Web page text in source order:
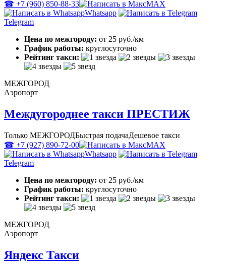
☎ +7 (960) 850-88-33
MAX
Whatsapp
Telegram
Цена по межгороду: от 25 руб./км
График работы: круглосуточно
Рейтинг такси:
МЕЖГОРОД
Аэропорт
Междугороднее такси ПРЕСТИЖ
Только МЕЖГОРОДБыстрая подачаДешевое такси
☎ +7 (927) 890-72-00
MAX
Whatsapp
Telegram
Цена по межгороду: от 25 руб./км
График работы: круглосуточно
Рейтинг такси:
МЕЖГОРОД
Аэропорт
Яндекс Такси